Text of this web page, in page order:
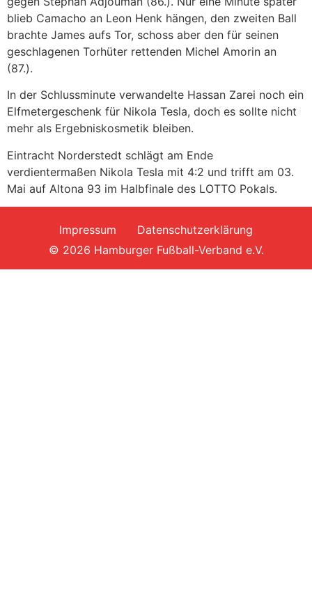
blieb Camacho an Leon Henk hängen, den zweiten Ball
brachte James aufs Tor, schoss aber den für seinen
geschlagenen Torhüter rettenden Michel Amorin an
(87.).
In der Schlussminute verwandelte Hassan Zarei noch ein
Elfmetergeschenk für Nikola Tesla, doch es sollte nicht
mehr als Ergebniskosmetik bleiben.
Eintracht Norderstedt schlägt am Ende
verdientermaßen Nikola Tesla mit 4:2 und trifft am 03.
Mai auf Altona 93 im Halbfinale des LOTTO Pokals.
Impressum
Datenschutzerklärung
© 2026 Hamburger Fußball-Verband e.V.